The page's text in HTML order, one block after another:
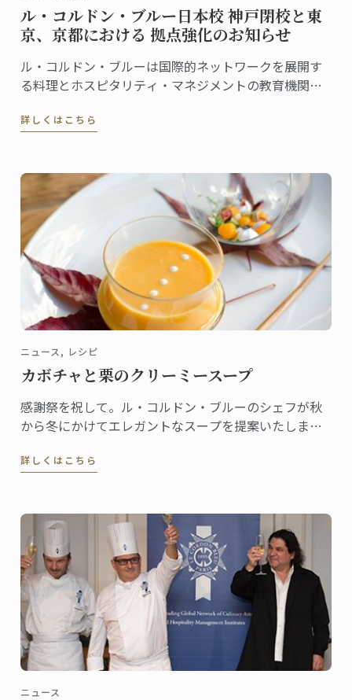
ル・コルドン・ブルー日本校 神戸閉校と東
京、京都における 拠点強化のお知らせ
ル・コルドン・ブルーは国際的ネットワークを展開す
る料理とホスピタリティ・マネジメントの教育機関で
進しております。
詳しくはこちら
ニュース, レシピ
カボチャと栗のクリーミースープ
感謝祭を祝して。ル・コルドン・ブルーのシェフが秋
から冬にかけてエレガントなスープを提案いたしま
詳しくはこちら
ニュース